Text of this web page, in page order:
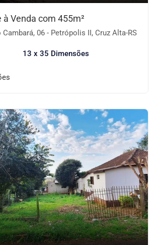
Venda com 455m²
Cambará, 06 - Petrópolis II, Cruz Alta-RS
13 x 35 Dimensões